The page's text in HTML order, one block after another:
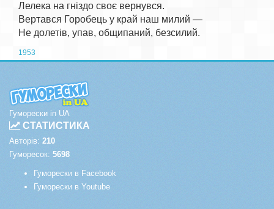
Лелека на гніздо своє вернувся.
Вертався Горобець у край наш милий —
1953
Гуморески in UA
СТАТИСТИКА
Авторів: 210
Гуморесок: 5698
Гуморески в Facebook
Гуморески в Youtube